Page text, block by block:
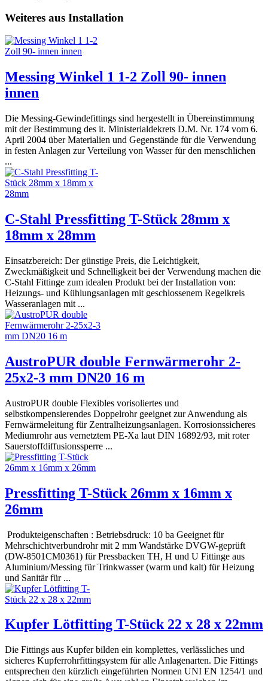
Weiteres aus Installation
Messing Winkel 1 1-2 Zoll 90- innen
innen
Die Messing-Gewindefittings sind hergestellt in Übereinstimmung
mit der Bestimmung des it. Ministerialdekrets D.M. Nr. 174 vom 6.
April 2004 über Materialien und Gegenstände für die Verwendung
in festen Anlagen zur Verteilung von Wasser für den menschlichen
...
C-Stahl Pressfitting T-Stück 28mm x
18mm x 28mm
Einsatzbereich: Der günstige Preis, die Leichtigkeit,
Zweckmäßigkeit und Schnelligkeit bei der Verwendung machen die
C-Stahl Fittinge zum idealen Produkt bei der Installation von:
Heizungs- und Kühlungsanlagen mit geschlossenem Regelkreis
Wasseranlagen mit ...
AustroPUR double Fernwärmerohr 2-
25x2-3 mm DN20 16 m
AustroPUR double Flexibles vorisoliertes und
selbstkompensierendes Doppelrohr geeignet zur Anwendung als
Fernwärmeleitung für Zentralheizungsanlagen. Korrosionssicheres
Mediumrohr aus vernetztem PE-Xa laut DIN 16892/93, mit roter
Sauerstoffdiffusionssperre ...
Pressfitting T-Stück 26mm x 16mm x
26mm
Produkteigenschaften : Betriebsdruck: 10 ba Geeignet für
Mehrschichtverbundrohr mit 2 mm Wandstärke DVGW-geprüft
(DW-8501CM0361) für Pressbacken TH, H und U Fittinge aus
Aluminium/Messing für Trinkwasser (warm und kalt) für Heizung
und Sanitär für ...
Kupfer Lötfitting T-Stück 22 x 28 x 22mm
Die Fittings aus Kupfer bilden ein komplettes, verlässliches und
sicheres Kupferrohrfittingsystem für alle Anlagenarten. Die Fittings
entsprechen den kürzlich eingeführten Normen UNI EN 1254/1 und